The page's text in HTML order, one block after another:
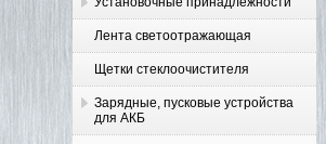
Лента светоотражающая
Щетки стеклоочистителя
Зарядные, пусковые устройства
для АКБ